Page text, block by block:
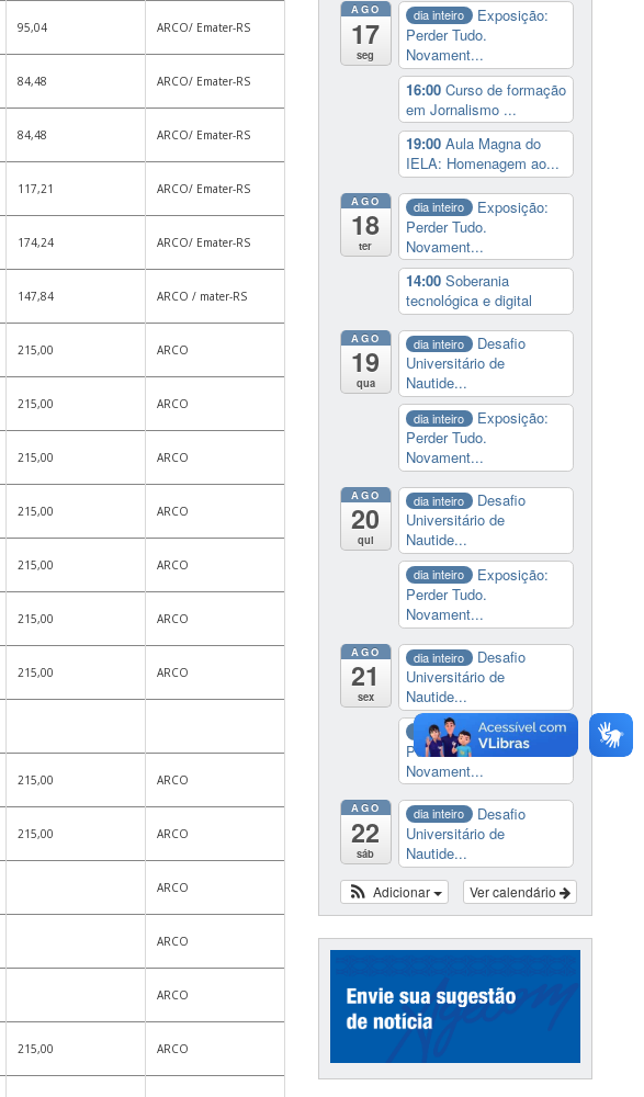
95,04 ARCO/ Emater-RS
84,48 ARCO/ Emater-RS
84,48 ARCO/ Emater-RS
117,21 ARCO/ Emater-RS
174,24 ARCO/ Emater-RS
147,84 ARCO / mater-RS
215,00 ARCO
215,00 ARCO
215,00 ARCO
215,00 ARCO
215,00 ARCO
215,00 ARCO
215,00 ARCO
215,00 ARCO
215,00 ARCO
ARCO
ARCO
ARCO
215,00 ARCO
AGO
17
seg
dia inteiro
Exposição:
Perder Tudo.
Novament...
16:00 Curso de formação
em Jornalismo ...
19:00 Aula Magna do
IELA: Homenagem ao...
AGO
18
ter
dia inteiro
Exposição:
Perder Tudo.
Novament...
14:00 Soberania
tecnológica e digital
AGO
19
qua
dia inteiro
Desafio
Universitário de
Nautide...
dia inteiro
Exposição:
Perder Tudo.
Novament...
AGO
20
qui
dia inteiro
Desafio
Universitário de
Nautide...
dia inteiro
Exposição:
Perder Tudo.
Novament...
AGO
21
sex
dia inteiro
Desafio
Universitário de
Nautide...
dia inteiro
Exposição:
Perder Tudo.
Novament...
AGO
22
sáb
dia inteiro
Desafio
Universitário de
Nautide...
Ver calendário
Adicionar